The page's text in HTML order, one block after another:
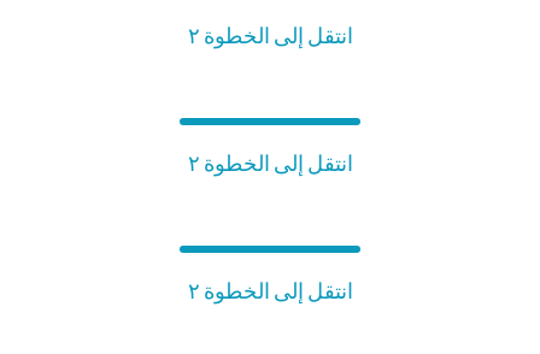
انتقل إلى الخطوة ٢
انتقل إلى الخطوة ٢
انتقل إلى الخطوة ٢